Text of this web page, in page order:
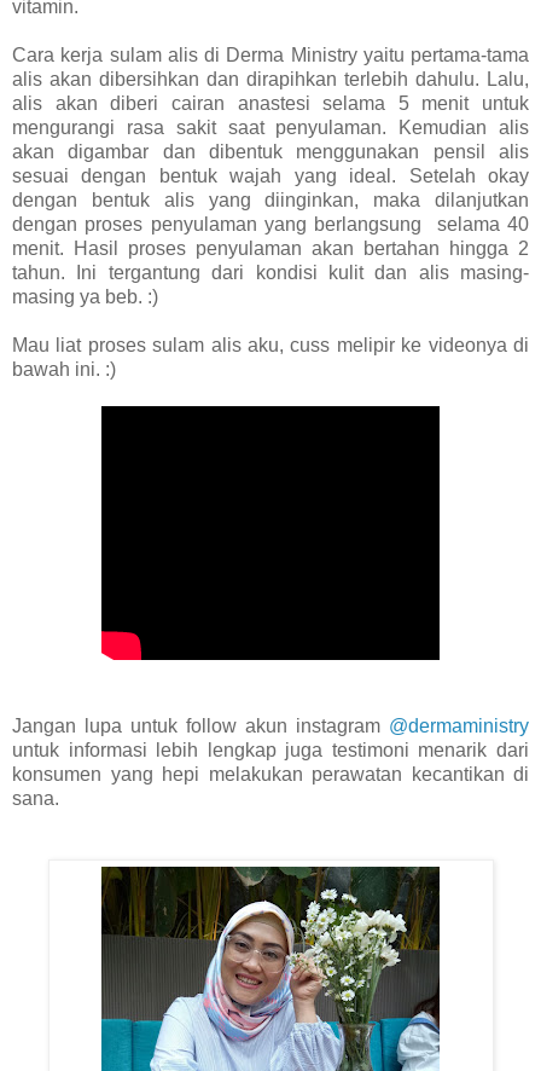
vitamin.
Cara kerja sulam alis di Derma Ministry yaitu pertama-tama
alis akan dibersihkan dan dirapihkan terlebih dahulu. Lalu,
alis akan diberi cairan anastesi selama 5 menit untuk
mengurangi rasa sakit saat penyulaman. Kemudian alis
akan digambar dan dibentuk menggunakan pensil alis
sesuai dengan bentuk wajah yang ideal. Setelah okay
dengan bentuk alis yang diinginkan, maka dilanjutkan
dengan proses penyulaman yang berlangsung selama 40
menit. Hasil proses penyulaman akan bertahan hingga 2
tahun. Ini tergantung dari kondisi kulit dan alis masing-
masing ya beb. :)
Mau liat proses sulam alis aku, cuss melipir ke videonya di
bawah ini. :)
Jangan lupa untuk follow akun instagram @dermaministry
untuk informasi lebih lengkap juga testimoni menarik dari
konsumen yang hepi melakukan perawatan kecantikan di
sana.